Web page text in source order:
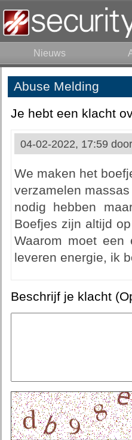
Nieuws
Abuse Melding
Je hebt een klacht
04-02-2022, 17:59 door
We maken het
verzamelen
nodig hebben
Boefjes zijn altijd
Waarom moet een
leveren energie, ik
Beschrijf je klacht